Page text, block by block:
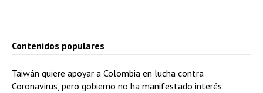
Contenidos populares
Taiwán quiere apoyar a Colombia en lucha contra
Coronavirus, pero gobierno no ha manifestado interés